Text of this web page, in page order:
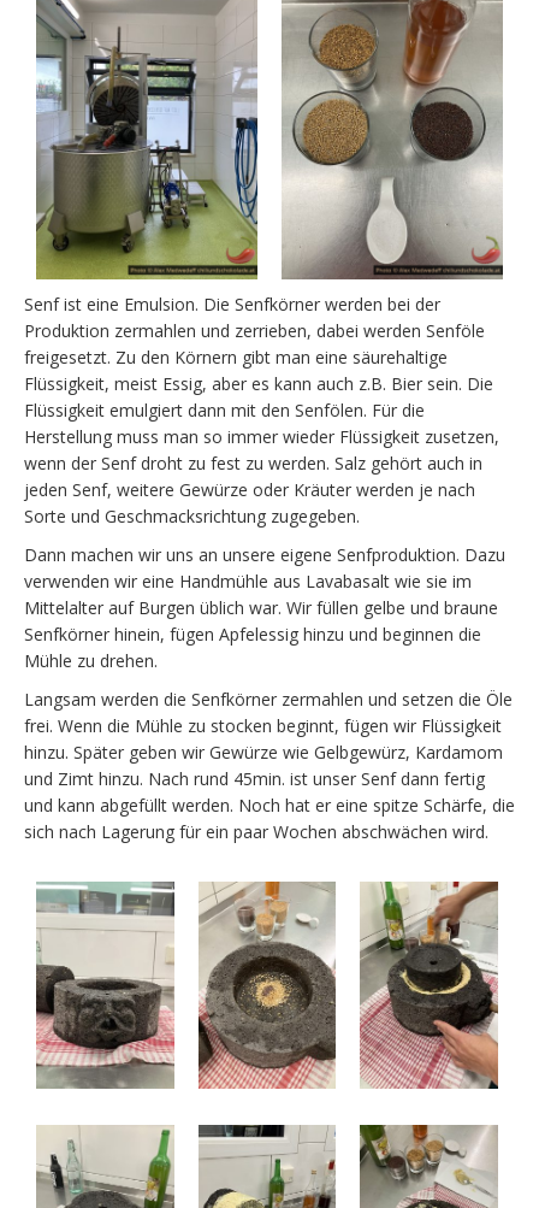
Senf ist eine Emulsion. Die Senfkörner werden bei der
Produktion zermahlen und zerrieben, dabei werden Senföle
freigesetzt. Zu den Körnern gibt man eine säurehaltige
Flüssigkeit, meist Essig, aber es kann auch z.B. Bier sein. Die
Flüssigkeit emulgiert dann mit den Senfölen. Für die
Herstellung muss man so immer wieder Flüssigkeit zusetzen,
wenn der Senf droht zu fest zu werden. Salz gehört auch in
jeden Senf, weitere Gewürze oder Kräuter werden je nach
Sorte und Geschmacksrichtung zugegeben.
Dann machen wir uns an unsere eigene Senfproduktion. Dazu
verwenden wir eine Handmühle aus Lavabasalt wie sie im
Mittelalter auf Burgen üblich war. Wir füllen gelbe und braune
Senfkörner hinein, fügen Apfelessig hinzu und beginnen die
Mühle zu drehen.
Langsam werden die Senfkörner zermahlen und setzen die Öle
frei. Wenn die Mühle zu stocken beginnt, fügen wir Flüssigkeit
hinzu. Später geben wir Gewürze wie Gelbgewürz, Kardamom
und Zimt hinzu. Nach rund 45min. ist unser Senf dann fertig
und kann abgefüllt werden. Noch hat er eine spitze Schärfe, die
sich nach Lagerung für ein paar Wochen abschwächen wird.